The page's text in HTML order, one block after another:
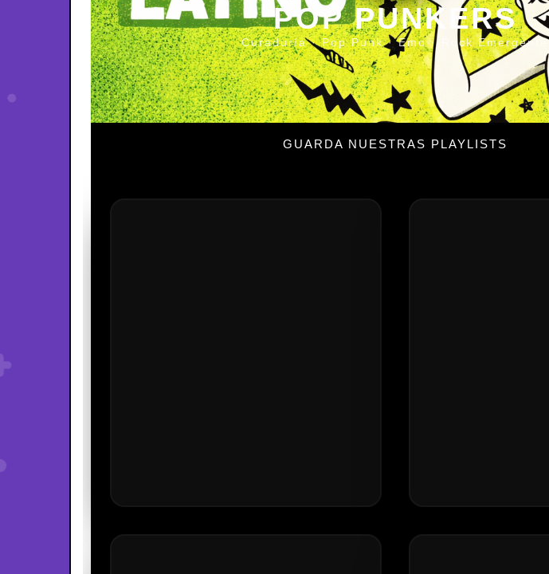
POP PUNKERS
Curaduría · Pop Punk · Emo · Rock Emergente
GUARDA NUESTRAS PLAYLISTS